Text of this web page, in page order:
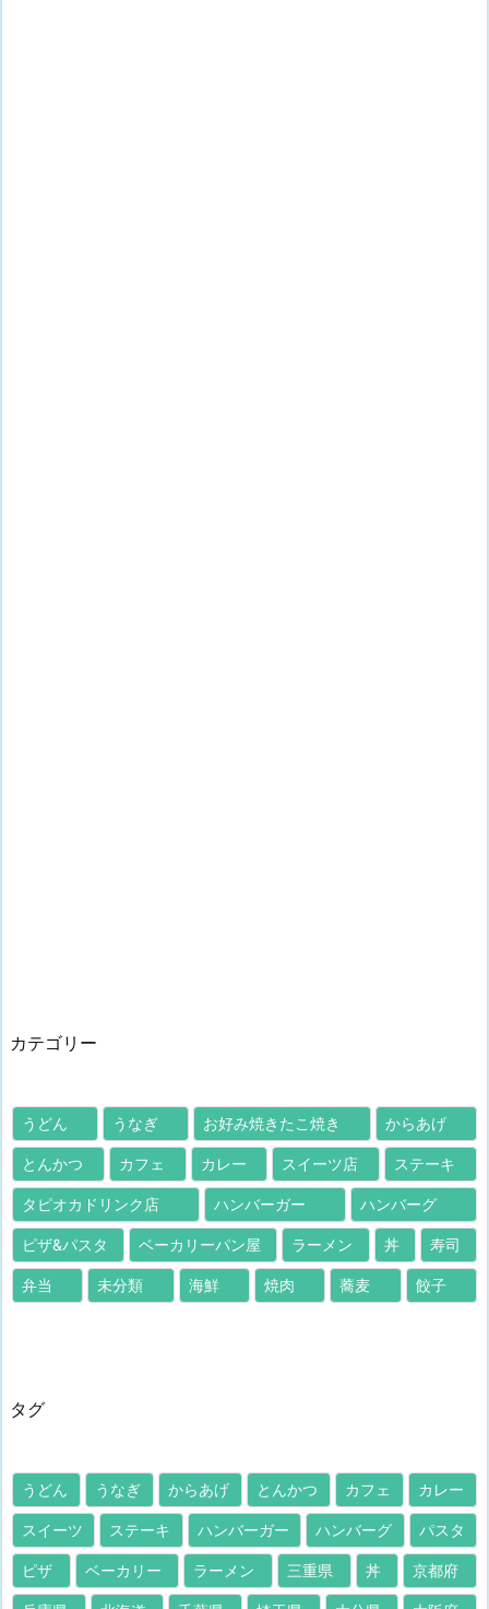
カテゴリー
うどん うなぎ お好み焼きたこ焼き からあげ
とんかつ カフェ カレー スイーツ店 ステーキ
タピオカドリンク店 ハンバーガー ハンバーグ
ピザ&パスタ ベーカリーパン屋 ラーメン 丼 寿司
弁当 未分類 海鮮 焼肉 蕎麦 餃子
タグ
うどん うなぎ からあげ とんかつ カフェ カレー
スイーツ ステーキ ハンバーガー ハンバーグ パスタ
ピザ ベーカリー ラーメン 三重県 丼 京都府